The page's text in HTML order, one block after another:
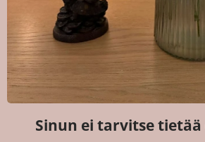
Sinun ei tarvitse